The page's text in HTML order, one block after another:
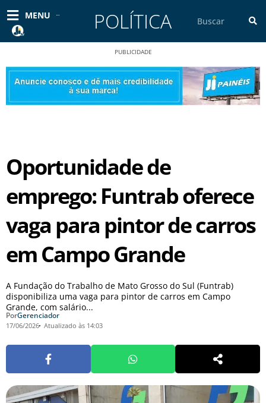
para
conteúdo
MENU POLÍTICA
PUBLICIDADE
Oportunidade de
emprego: Funtrab oferece
vaga para pintor de carros
em Campo Grande
A Fundação do Trabalho de Mato Grosso do Sul (Funtrab)
disponibiliza uma vaga para pintor de carros em Campo
Grande, com salário...
PorGerenciador
17/06/2026 Atualizado às 14:03